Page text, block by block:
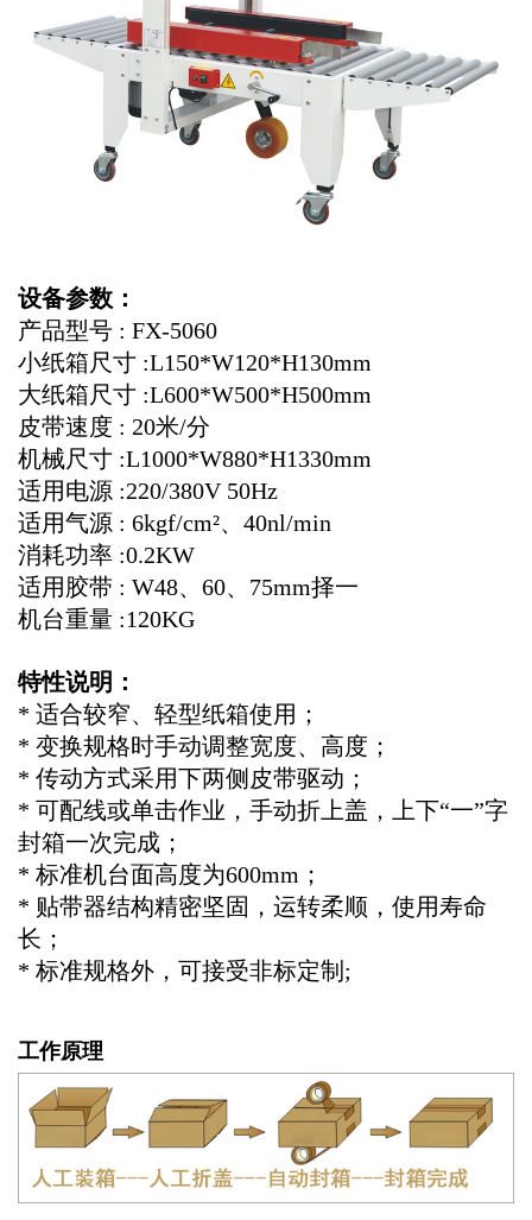
设备参数：
产品型号 : FX-5060
小纸箱尺寸 :L150*W120*H130mm
大纸箱尺寸 :L600*W500*H500mm
皮带速度 : 20米/分
机械尺寸 :L1000*W880*H1330mm
适用电源 :220/380V 50Hz
适用气源 : 6kgf/cm²、40nl/min
消耗功率 :0.2KW
适用胶带 : W48、60、75mm择一
机台重量 :120KG
特性说明：
* 适合较窄、轻型纸箱使用；
* 变换规格时手动调整宽度、高度；
* 传动方式采用下两侧皮带驱动；
* 可配线或单击作业，手动折上盖，上下“一”字
封箱一次完成；
* 标准机台面高度为600mm；
* 贴带器结构精密坚固，运转柔顺，使用寿命
长；
* 标准规格外，可接受非标定制;
工作原理